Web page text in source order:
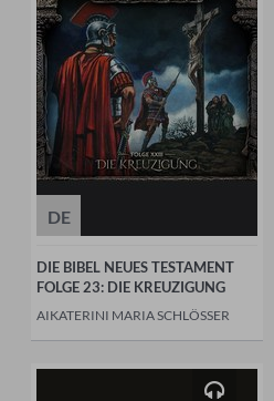
DE
DIE BIBEL NEUES TESTAMENT
FOLGE 23: DIE KREUZIGUNG
AIKATERINI MARIA SCHLÖSSER